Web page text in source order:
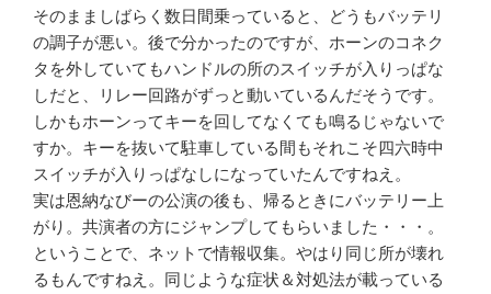
そのまましばらく数日間乗っていると、どうもバッテリ
の調子が悪い。後で分かったのですが、ホーンのコネク
タを外していてもハンドルの所のスイッチが入りっぱな
しだと、リレー回路がずっと動いているんだそうです。
しかもホーンってキーを回してなくても鳴るじゃないで
すか。キーを抜いて駐車している間もそれこそ四六時中
スイッチが入りっぱなしになっていたんですねえ。
実は恩納なびーの公演の後も、帰るときにバッテリー上
がり。共演者の方にジャンプしてもらいました・・・。
ということで、ネットで情報収集。やはり同じ所が壊れ
るもんですねえ。同じような症状＆対処法が載っている